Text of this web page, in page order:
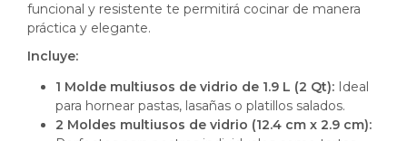
funcional y resistente te permitirá cocinar de manera
práctica y elegante.
Incluye:
1 Molde multiusos de vidrio de 1.9 L (2 Qt):Ideal
para hornear pastas, lasañas o platillos salados.
2 Moldes multiusos de vidrio (12.4 cm x 2.9 cm):